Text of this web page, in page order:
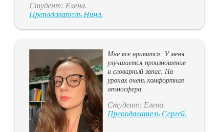
Студент: Елена.
Преподаватель Нина.
Мне все нравится. У меня
улучшается произношение
и словарный запас. На
уроках очень комфортная
атмосфера.
Студент: Елена.
Преподаватель Cергей.